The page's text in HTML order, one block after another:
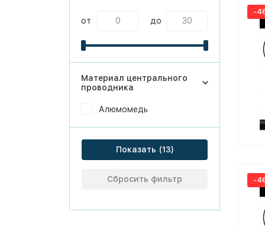
-
-
от до
Материал центрального
проводника
Алюмомедь
Показать
Сбросить фильтр